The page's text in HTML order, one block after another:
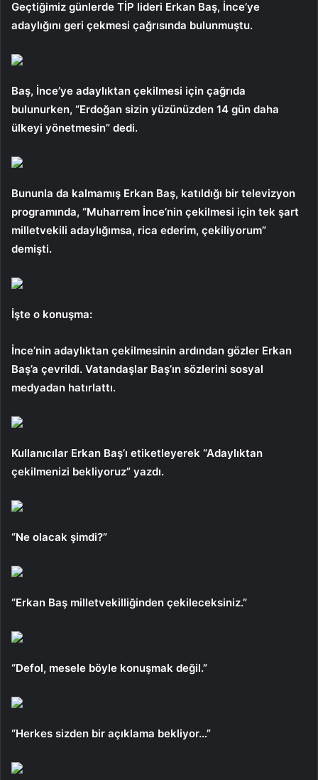
Geçtiğimiz günlerde TİP lideri Erkan Baş, İnce’ye
adaylığını geri çekmesi çağrısında bulunmuştu.
Baş, İnce’ye adaylıktan çekilmesi için çağrıda
bulunurken, “Erdoğan sizin yüzünüzden 14 gün daha
ülkeyi yönetmesin” dedi.
Bununla da kalmamış Erkan Baş, katıldığı bir televizyon
programında, “Muharrem İnce’nin çekilmesi için tek şart
milletvekili adaylığımsa, rica ederim, çekiliyorum”
demişti.
İşte o konuşma:
İnce’nin adaylıktan çekilmesinin ardından gözler Erkan
Baş’a çevrildi. Vatandaşlar Baş’ın sözlerini sosyal
medyadan hatırlattı.
Kullanıcılar Erkan Baş’ı etiketleyerek “Adaylıktan
çekilmenizi bekliyoruz” yazdı.
“Ne olacak şimdi?”
“Erkan Baş milletvekilliğinden çekileceksiniz.”
“Defol, mesele böyle konuşmak değil.”
“Herkes sizden bir açıklama bekliyor…”